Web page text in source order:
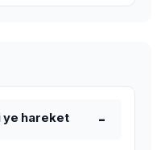
ye hareket